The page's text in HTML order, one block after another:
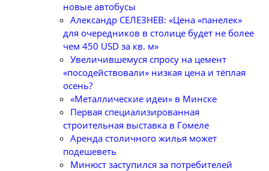
новые автобусы
Александр СЕЛЕЗНЕВ: «Цена «панелек»
для очередников в столице будет не более
чем 450 USD за кв. м»
Увеличившемуся спросу на цемент
«посодействовали» низкая цена и тёплая
осень?
«Металлические идеи» в Минске
Первая специализированная
строительная выставка в Гомеле
Аренда столичного жилья может
подешеветь
Минюст заступился за потребителей